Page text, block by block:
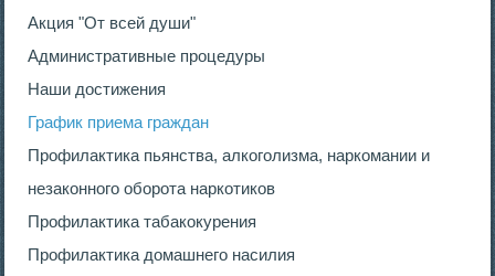
Акция "От всей души"
Административные процедуры
Наши достижения
График приема граждан
Профилактика пьянства, алкоголизма, наркомании и
незаконного оборота наркотиков
Профилактика табакокурения
Профилактика домашнего насилия